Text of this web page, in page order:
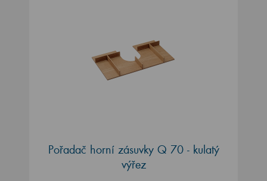
Pořadač horní zásuvky Q 70 - kulatý
výřez